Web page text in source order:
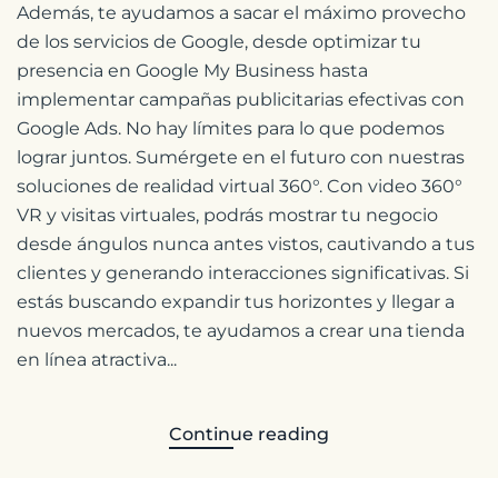
Además, te ayudamos a sacar el máximo provecho
de los servicios de Google, desde optimizar tu
presencia en Google My Business hasta
implementar campañas publicitarias efectivas con
Google Ads. No hay límites para lo que podemos
lograr juntos. Sumérgete en el futuro con nuestras
soluciones de realidad virtual 360°. Con video 360°
VR y visitas virtuales, podrás mostrar tu negocio
desde ángulos nunca antes vistos, cautivando a tus
clientes y generando interacciones significativas. Si
estás buscando expandir tus horizontes y llegar a
nuevos mercados, te ayudamos a crear una tienda
en línea atractiva...
Continue reading